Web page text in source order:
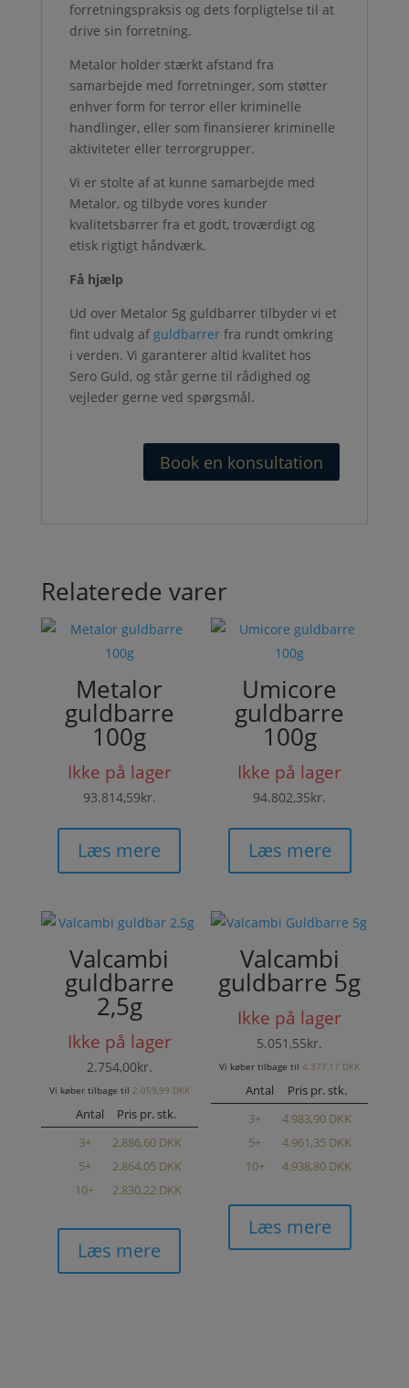
forretningspraksis og dets forpligtelse til at
drive sin forretning.
Metalor holder stærkt afstand fra
samarbejde med forretninger, som støtter
enhver form for terror eller kriminelle
handlinger, eller som finansierer kriminelle
aktiviteter eller terrorgrupper.
Vi er stolte af at kunne samarbejde med
Metalor, og tilbyde vores kunder
kvalitetsbarrer fra et godt, troværdigt og
etisk rigtigt håndværk.
Få hjælp
Ud over Metalor 5g guldbarrer tilbyder vi et
fint udvalg af guldbarrerfra rundt omkring
i verden. Vi garanterer altid kvalitet hos
Sero Guld, og står gerne til rådighed og
vejleder gerne ved spørgsmål.
Book en konsultation
Relaterede varer
Metalor
guldbarre
100g
Ikke på lager
93.814,59kr.
Læs mere
Umicore
guldbarre
100g
Ikke på lager
94.802,35kr.
Læs mere
Valcambi
guldbarre
2,5g
Ikke på lager
2.754,00kr.
Vi køber tilbage til 2.059,99 DKK
Antal
Pris pr. stk.
3+
2.886,60 DKK
5+
2.864,05 DKK
10+
2.830,22 DKK
Læs mere
Valcambi
guldbarre 5g
Ikke på lager
5.051,55kr.
Vi køber tilbage til4.377,17 DKK
Antal
Pris pr. stk.
3+
4.983,90 DKK
5+
4.961,35 DKK
10+
4.938,80 DKK
Læs mere